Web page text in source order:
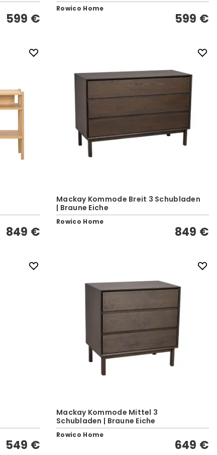
599 €
Rowico Home
599 €
849 €
Mackay Kommode Breit 3 Schubladen
| Braune Eiche
Rowico Home
849 €
549 €
Mackay Kommode Mittel 3
Schubladen | Braune Eiche
Rowico Home
649 €